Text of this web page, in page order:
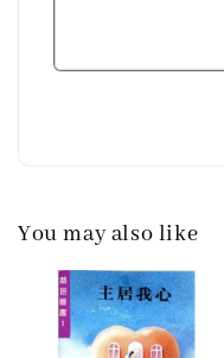
You may also like